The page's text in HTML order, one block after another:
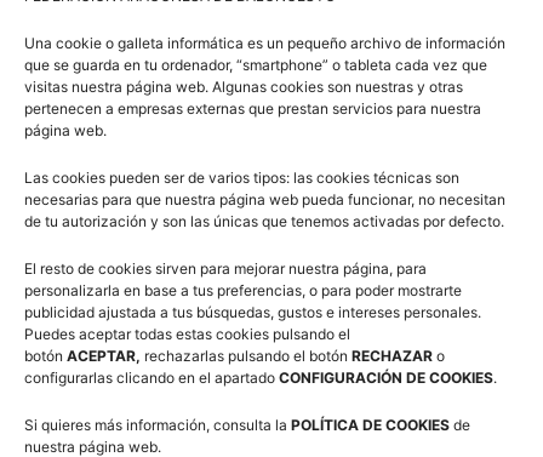
Una cookie o galleta informática es un pequeño archivo de información
que se guarda en tu ordenador, “smartphone” o tableta cada vez que
visitas nuestra página web. Algunas cookies son nuestras y otras
pertenecen a empresas externas que prestan servicios para nuestra
página web.
Las cookies pueden ser de varios tipos: las cookies técnicas son
necesarias para que nuestra página web pueda funcionar, no necesitan
de tu autorización y son las únicas que tenemos activadas por defecto.
El resto de cookies sirven para mejorar nuestra página, para
personalizarla en base a tus preferencias, o para poder mostrarte
publicidad ajustada a tus búsquedas, gustos e intereses personales.
Puedes aceptar todas estas cookies pulsando el
botón ACEPTAR, rechazarlas pulsando el botón RECHAZAR o
configurarlas clicando en el apartado CONFIGURACIÓN DE COOKIES.
Si quieres más información, consulta la POLÍTICA DE COOKIES de
nuestra página web.
de suspensión al jugador del CD José Luis Abós (J.R.G.).
ENCUENTRO: STEAUA DE LA RÍA – EBROBASKET
CATEGORÍA: SOCIAL BRONCE Sancionar con un
Sancionar con dos encuentros de suspensión al jugador
del Ebrobasket (F.L.R.). ENCUENTRO: MANN FILTER –
dos encuentros de suspensión al jugador del Che y
Moche (P.A.G.). Apercibir al jugador del Che y Moche
(G.E.G.). ENCUENTRO: STADIUM CASABLANCA CAM –
ALIERTA AUGUSTO SALAS A CATEGORÍA: Cº ARAGÓN
Alierta Augusto Salas (D.P.U.) Sancionar con un